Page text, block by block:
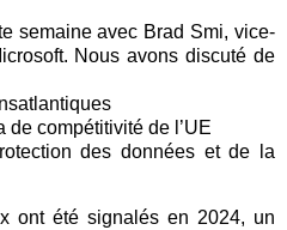
semaine avec Brad Smi, vice-
Nous avons discuté de
compétitivité de l’UE
des données et de la
ont été signalés en 2024, un